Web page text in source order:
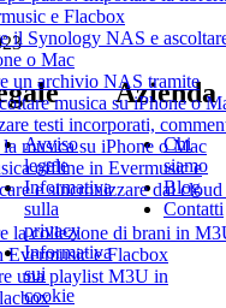
e Flacbox
il Synology NAS e
o Mac
un archivio NAS tramite
musica su iPhone o
testi incorporati,
musica su iPhone o Mac
offline in Evermusic e
e sincronizzare dal cloud
la collezione di brani in
e Flacbox
una playlist M3U in
Avviso
legale
Informativa
sulla
privacy
Informativa
sui
cookie
Azienda
Chi
siamo
Blog
Contatti